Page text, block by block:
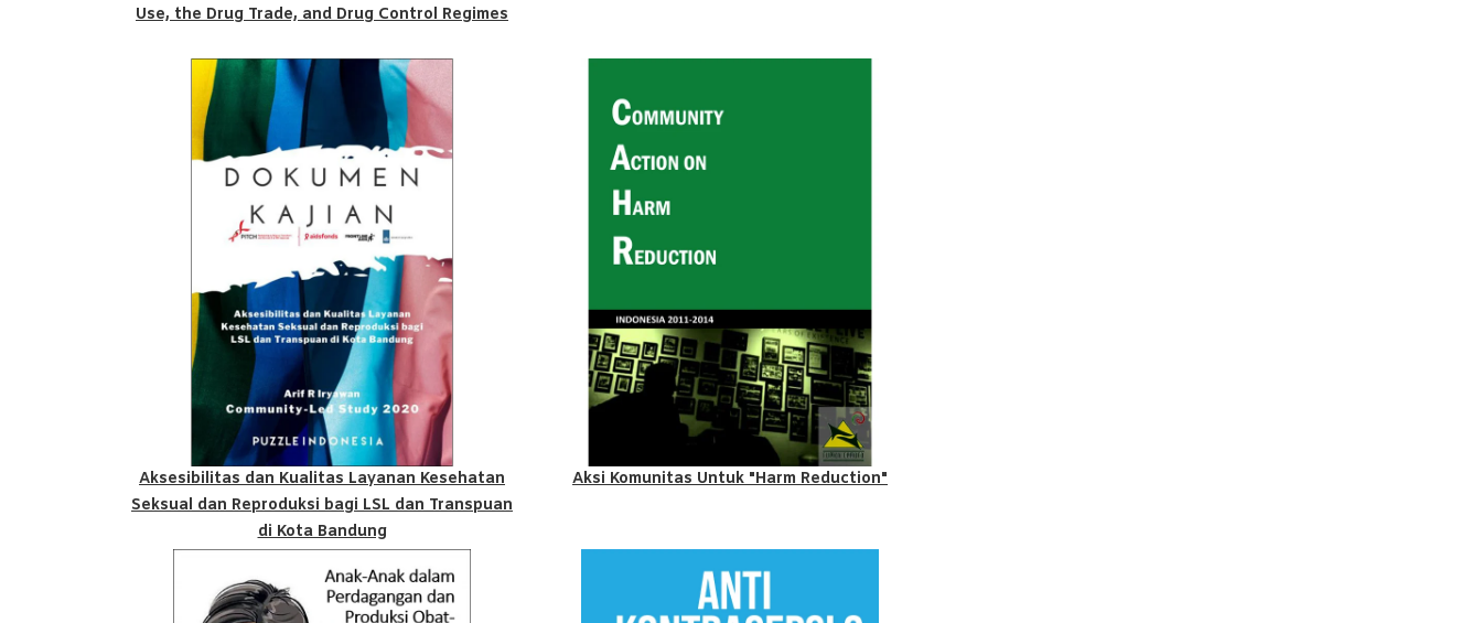
Use, the Drug Trade, and Drug Control Regimes
Aksesibilitas dan Kualitas Layanan Kesehatan
Seksual dan Reproduksi bagi LSL dan Transpuan
di Kota Bandung
Aksi Komunitas Untuk "Harm Reduction"